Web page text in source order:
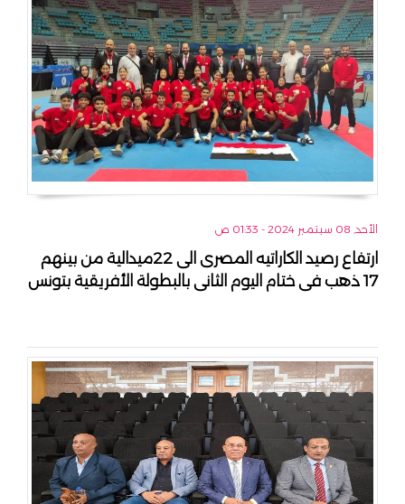
الأحد, 08 سبتمبر 2024 - 01:33 ص
ارتفاع رصيد الكاراتيه المصرى الى 22ميدالية من بينهم
17 ذهب فى ختام اليوم الثانى بالبطولة الأفريقية بتونس